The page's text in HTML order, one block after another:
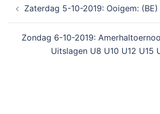
Zaterdag 5-10-2019: Ooigem:
Zondag 6-10-2019:
Uitslagen U8 U10 U12 U15